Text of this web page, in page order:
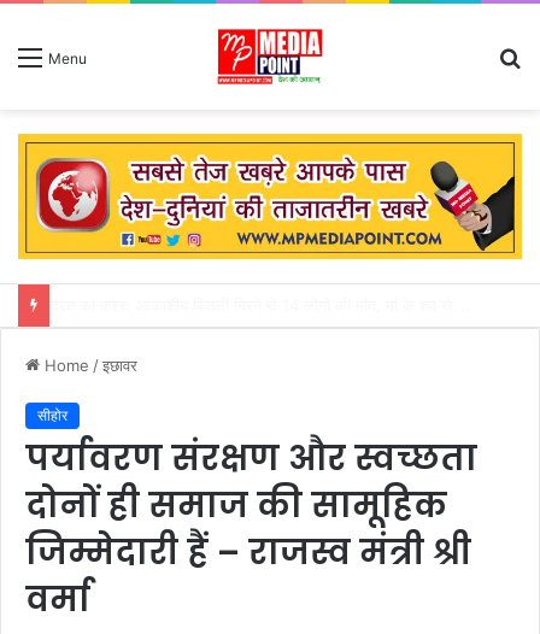
Menu
Home /इछावर
सीहोर
पर्यावरण संरक्षण और स्वच्छता
दोनों ही समाज की सामूहिक
जिम्मेदारी हैं – राजस्व मंत्री श्री
वर्मा